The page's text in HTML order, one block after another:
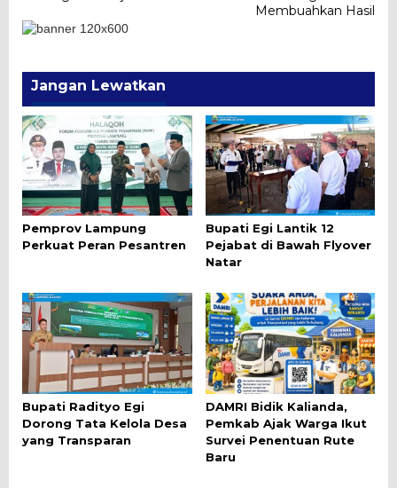
Membuahkan Hasil
Jangan Lewatkan
Pemprov Lampung
Perkuat Peran Pesantren
Bupati Egi Lantik 12
Pejabat di Bawah Flyover
Natar
Bupati Radityo Egi
Dorong Tata Kelola Desa
yang Transparan
DAMRI Bidik Kalianda,
Pemkab Ajak Warga Ikut
Survei Penentuan Rute
Baru